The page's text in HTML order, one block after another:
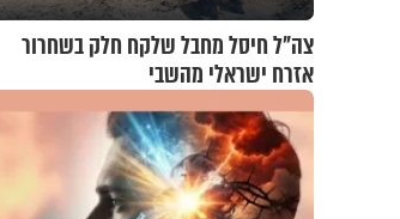
צה"ל חיסל מחבל שלקח חלק בשחרור
אזרח ישראלי מהשבי